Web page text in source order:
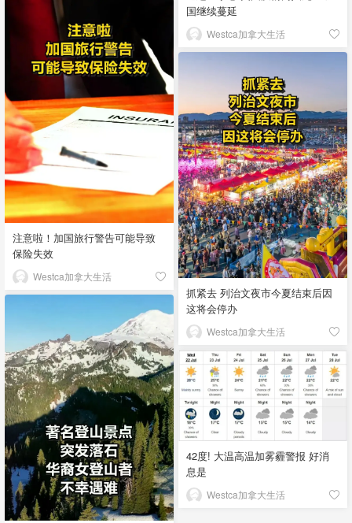
国继续蔓延
Westca加拿大生活
注意啦！加国旅行警告可能导致
保险失效
Westca加拿大生活
抓紧去 列治文夜市今夏结束后因
这将会停办
Westca加拿大生活
42度! 大温高温加雾霾警报 好消
息是
Westca加拿大生活